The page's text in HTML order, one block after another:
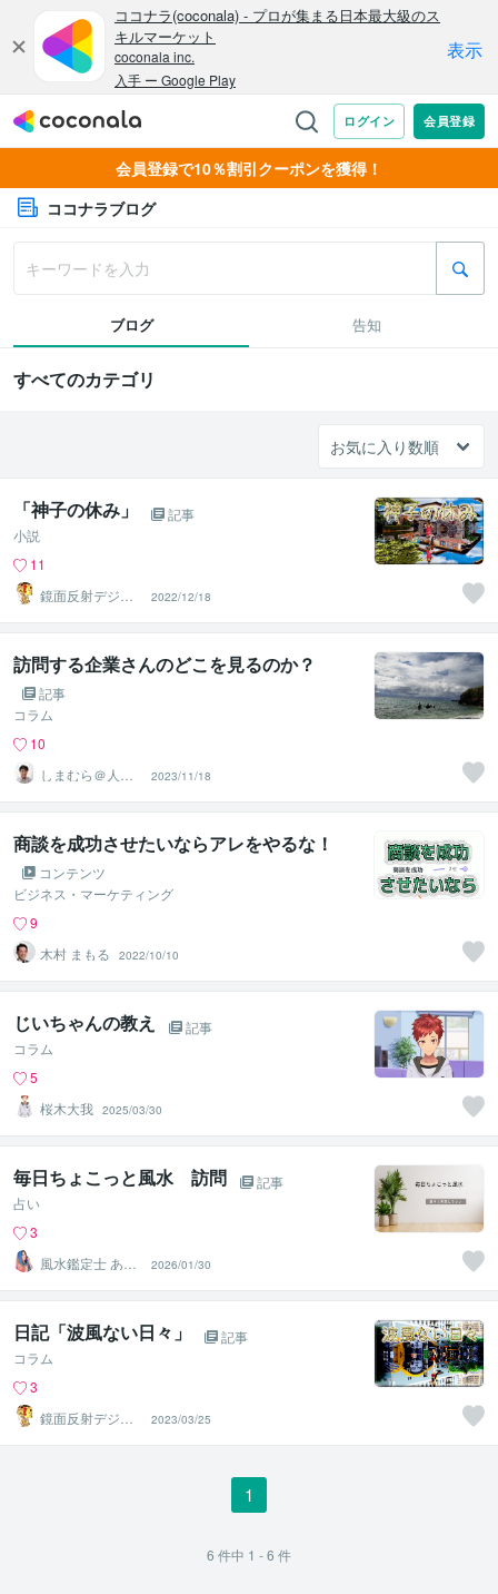
会員登録で10％割引クーポンを獲得！
ココナラブログ
ブログ 告知
すべてのカテゴリ
「神子の休み」
記事
小説
11
鏡面反射デジタ
ルアート製作所
（鈴木穣）
2022/12/18
訪問する企業さんのどこを見るのか？
記事
コラム
10
しまむら＠人事
コンサルタント
2023/11/18
商談を成功させたいならアレをやるな！
コンテンツ
ビジネス・マーケティング
9
木村 まもる
2022/10/10
じいちゃんの教え
記事
コラム
5
桜木大我 2025/03/30
毎日ちょこっと風水 訪問
記事
占い
3
風水鑑定士 あゆ
み
2026/01/30
日記「波風ない日々」
記事
コラム
3
鏡面反射デジタ
ルアート製作所
（鈴木穣）
2023/03/25
1
6 件中 1 - 6 件